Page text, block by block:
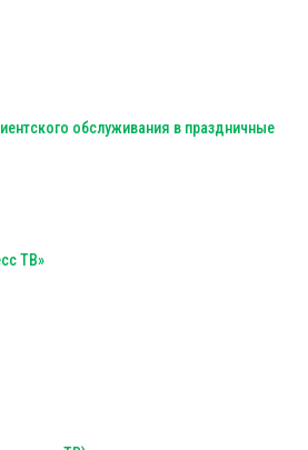
обслуживания в праздничные
ТВ»